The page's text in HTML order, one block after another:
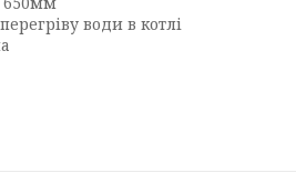
води в котлі